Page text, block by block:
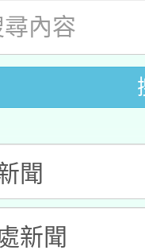
臺灣師範
健康促進
長研習」